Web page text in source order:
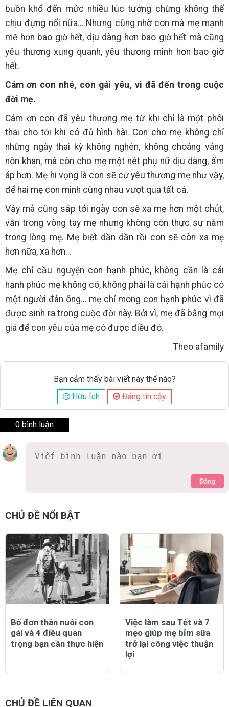
buồn khổ đến mức nhiều lúc tưởng chừng không thể
chịu đựng nổi nữa… Nhưng cũng nhờ con mà mẹ mạnh
mẽ hơn bao giờ hết, dịu dàng hơn bao giờ hết mà cũng
yêu thương xung quanh, yêu thương mình hơn bao giờ
hết.
Cám ơn con nhé, con gái yêu, vì đã đến trong cuộc
đời mẹ.
Cám ơn con đã yêu thương mẹ từ khi chỉ là một phôi
thai cho tới khi có đủ hình hài. Con cho mẹ không chỉ
những ngày thai kỳ không nghén, không choáng váng
nôn khan, mà còn cho mẹ một nét phụ nữ dịu dàng, ấm
áp hơn. Mẹ hi vọng là con sẽ cứ yêu thương mẹ như vậy,
để hai mẹ con mình cùng nhau vượt qua tất cả.
Vậy mà cũng sắp tới ngày con sẽ xa mẹ hơn một chút,
vẫn trong vòng tay mẹ nhưng không còn thực sự nằm
trong lòng mẹ. Mẹ biết dần dần rồi con sẽ còn xa mẹ
hơn nữa, xa hơn...
Mẹ chỉ cầu nguyện con hạnh phúc, không cần là cái
hạnh phúc mẹ không có, không phải là cái hạnh phúc có
một người đàn ông… mẹ chỉ mong con hạnh phúc vì đã
được sinh ra trong cuộc đời này. Bởi vì, mẹ đã bằng mọi
giá để con yêu của mẹ có được điều đó.
Theo afamily
Bạn cảm thấy bài viết này thế nào?
Hữu Ích
Đáng tin cậy
0 bình luận
Đăng
CHỦ ĐỀ NỔI BẬT
Bố đơn thân nuôi con
gái và 4 điều quan
trọng bạn cần thực hiện
Việc làm sau Tết và 7
mẹo giúp mẹ bỉm sữa
trở lại công việc thuận
lợi
CHỦ ĐỀ LIÊN QUAN